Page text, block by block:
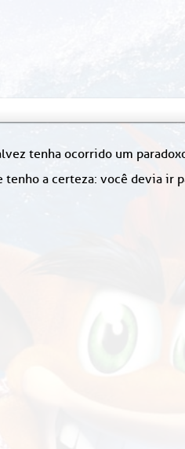
tenha ocorrido um
tenho a certeza: você devia ir